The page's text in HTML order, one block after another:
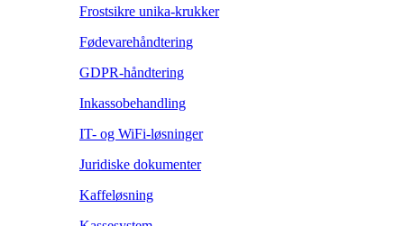
Frostsikre unika-krukker
Fødevarehåndtering
GDPR-håndtering
Inkassobehandling
IT- og WiFi-løsninger
Juridiske dokumenter
Kaffeløsning